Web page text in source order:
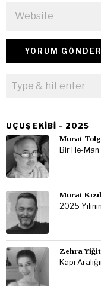
UÇUŞ EKIBI – 2025
Murat
Bir He-Man
Murat
2025
Zehra Yiğit
Kapı